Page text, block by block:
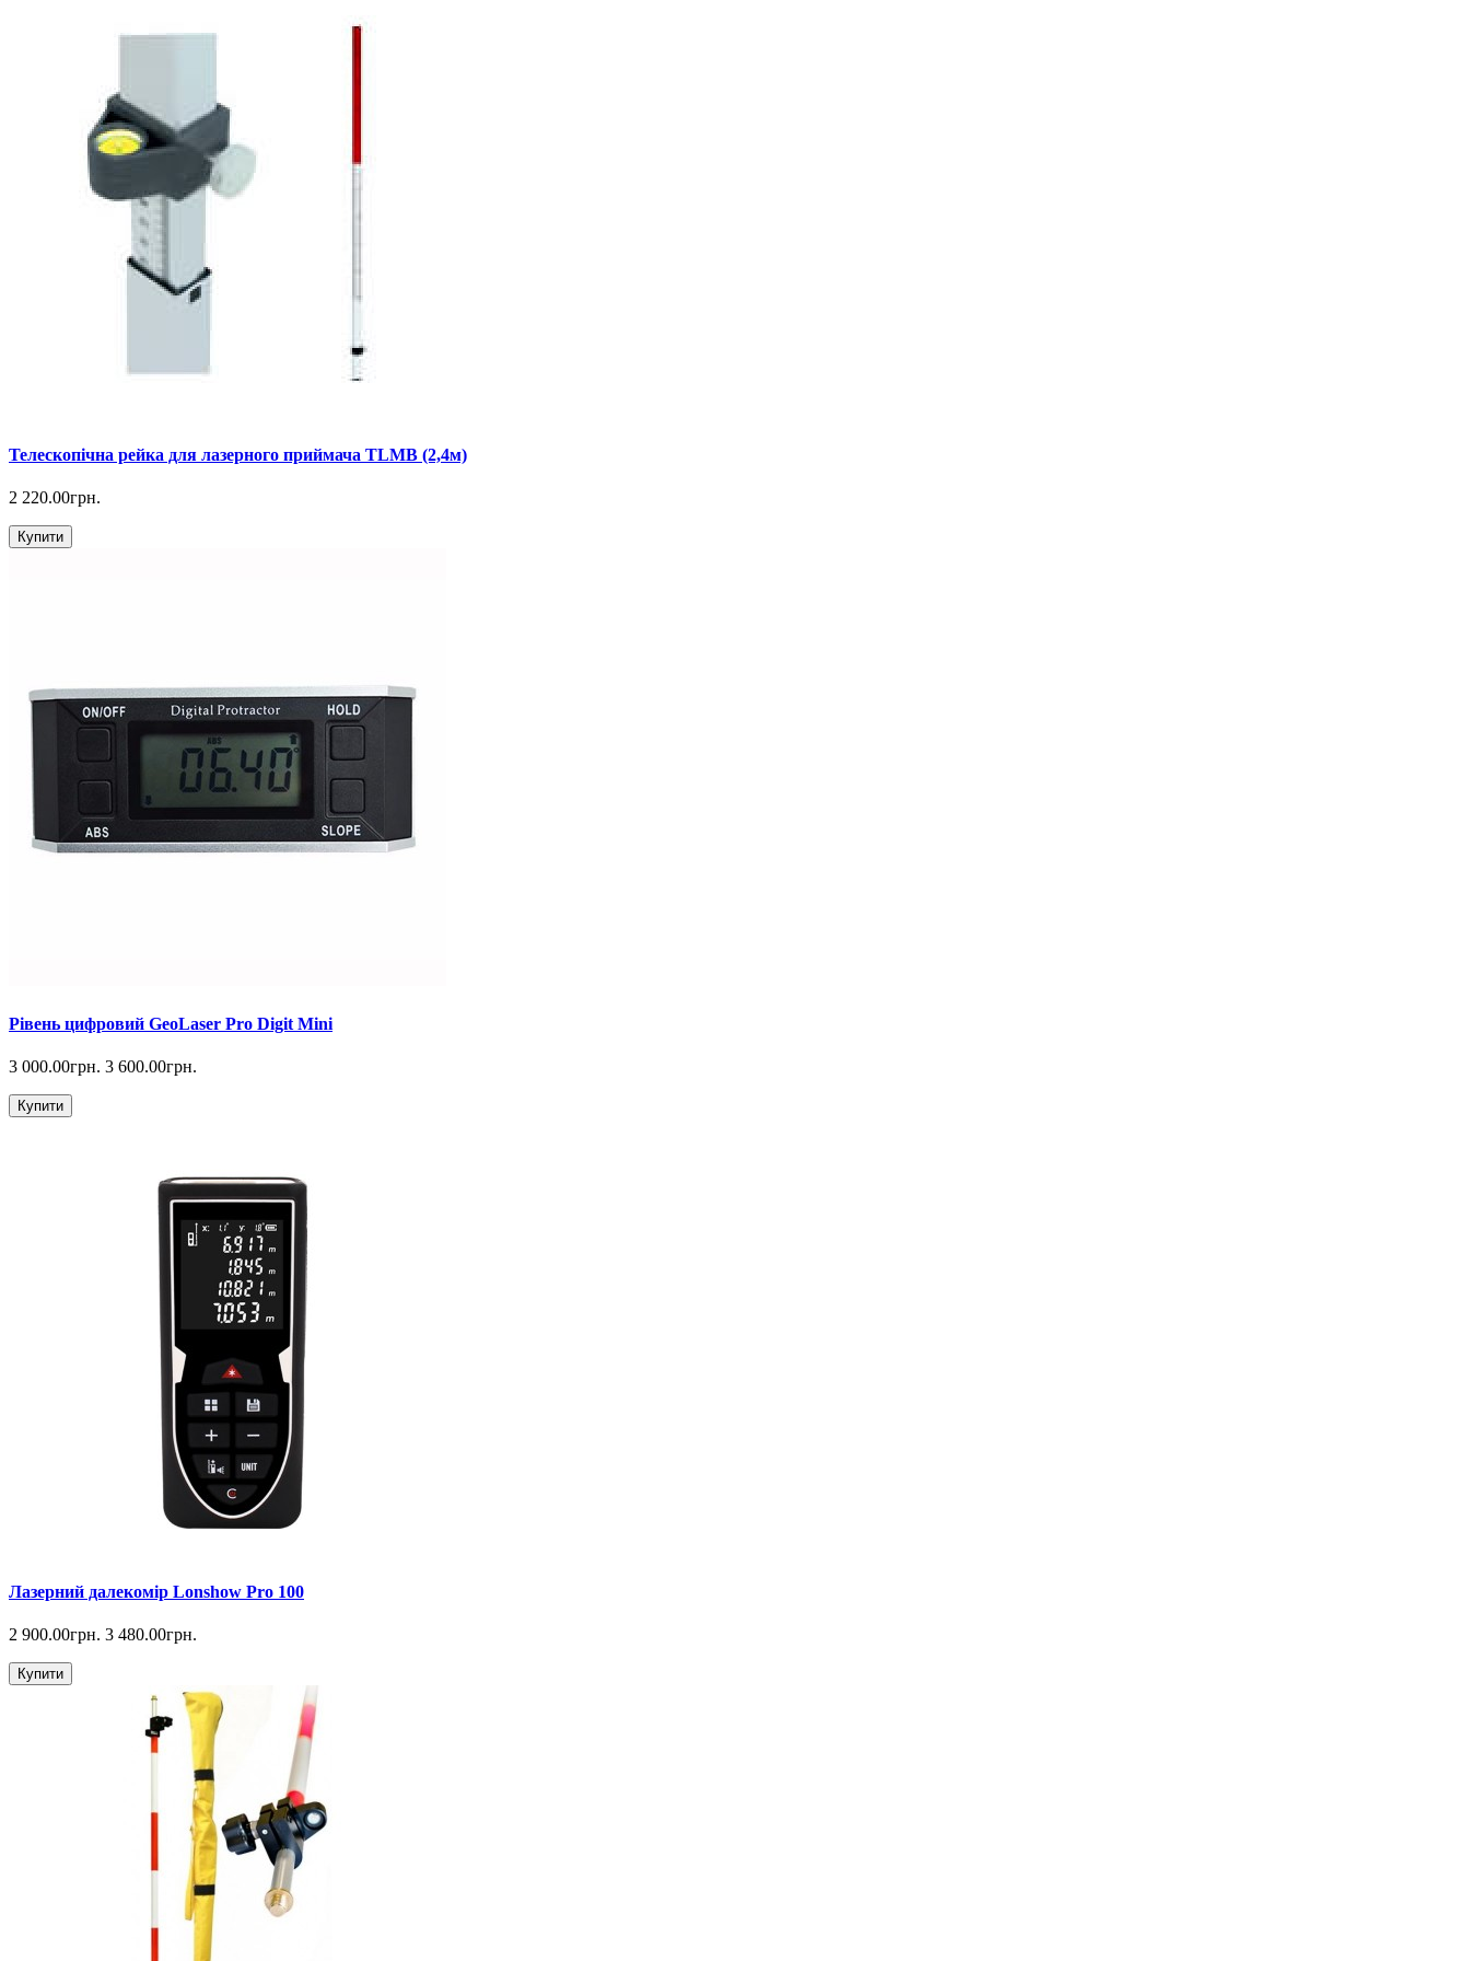
Телескопічна рейка для лазерного приймача TLMB (2,4м)
2 220.00грн.
Купити
Рівень цифровий GeoLaser Pro Digit Mini
3 000.00грн. 3 600.00грн.
Купити
Лазерний далекомір Lonshow Pro 100
2 900.00грн. 3 480.00грн.
Купити